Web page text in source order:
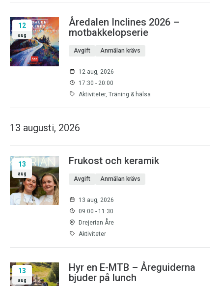
12
aug
Åredalen Inclines 2026 –
motbakkelopserie
Avgift Anmälan krävs
12 aug, 2026
17:30 - 20:00
Aktiviteter, Träning & hälsa
13 augusti, 2026
13
aug
Frukost och keramik
Avgift Anmälan krävs
13 aug, 2026
09:00 - 11:30
Drejerian Åre
Aktiviteter
13
aug
Hyr en E-MTB – Åreguiderna
bjuder på lunch